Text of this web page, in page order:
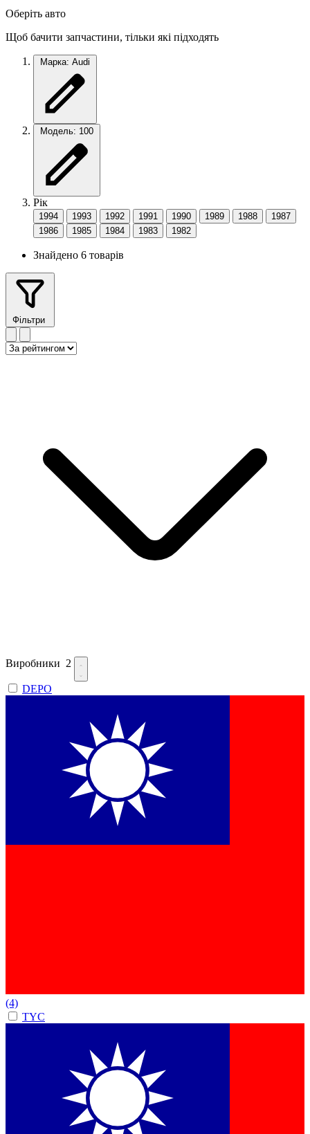
Оберіть авто
Щоб бачити запчастини, тільки які підходять
Марка: Audi
Модель: 100
Рік
1994 1993 1992 1991 1990 1989 1988
1987
1986
1985 1984 1983 1982
Знайдено 6 товарів
Фільтри
Виробники 2
DEPO
(4)
TYC